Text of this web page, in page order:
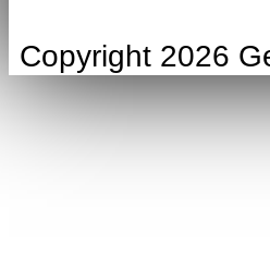
Copyright 2026